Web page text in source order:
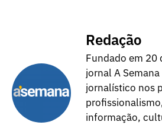
Redação
Fundado em 20
jornal A
jornalístico nos
informação,